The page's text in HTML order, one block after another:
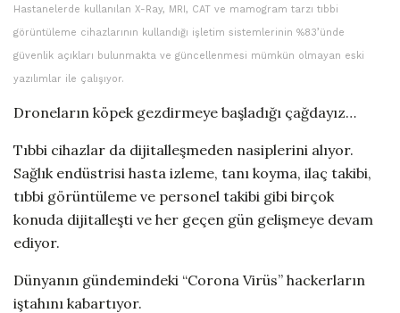
Hastanelerde kullanılan X-Ray, MRI, CAT ve mamogram tarzı tıbbi
görüntüleme cihazlarının kullandığı işletim sistemlerinin %83’ünde
güvenlik açıkları bulunmakta ve güncellenmesi mümkün olmayan eski
yazılımlar ile çalışıyor.
Droneların köpek gezdirmeye başladığı çağdayız…
Tıbbi cihazlar da dijitalleşmeden nasiplerini alıyor.
Sağlık endüstrisi hasta izleme, tanı koyma, ilaç takibi,
tıbbi görüntüleme ve personel takibi gibi birçok
konuda dijitalleşti ve her geçen gün gelişmeye devam
ediyor.
Dünyanın gündemindeki “Corona Virüs” hackerların
iştahını kabartıyor.